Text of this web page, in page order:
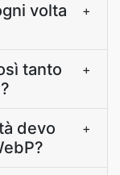
volta
+
tanto
+
devo
+